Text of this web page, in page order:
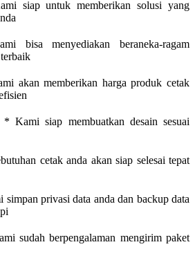
siap untuk memberikan solusi yang
bisa menyediakan beraneka-ragam
akan memberikan harga produk cetak
Kami siap membuatkan desain sesuai
cetak anda akan siap selesai tepat
simpan privasi data anda dan backup data
sudah berpengalaman mengirim paket